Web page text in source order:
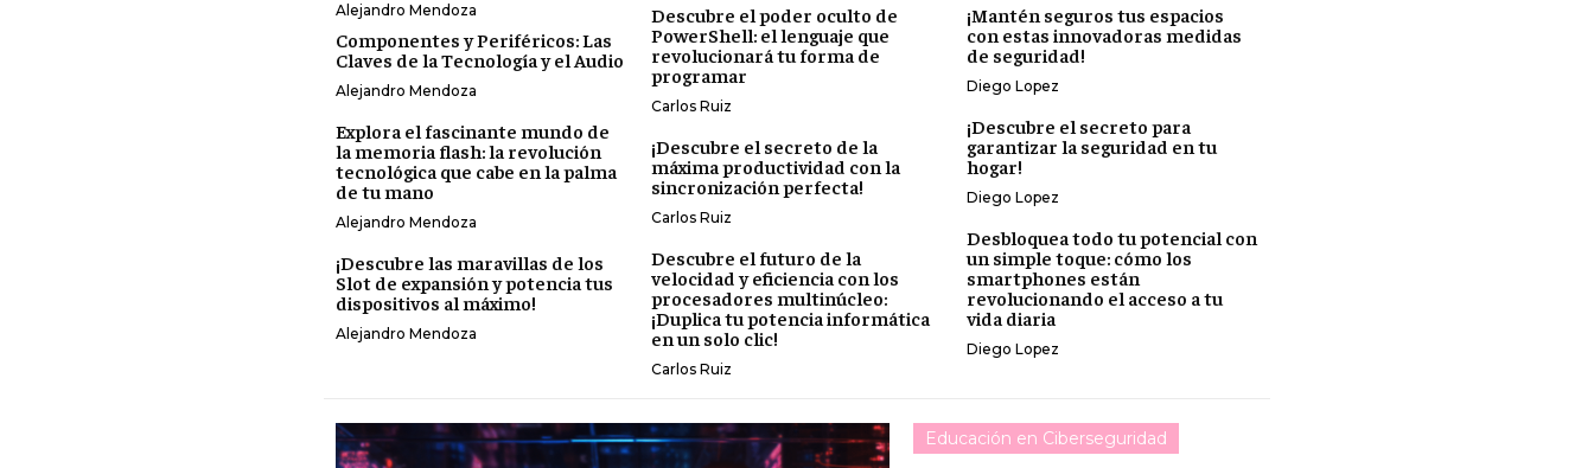
Alejandro Mendoza
Componentes y Periféricos: Las
Claves de la Tecnología y el Audio
Alejandro Mendoza
Explora el fascinante mundo de
la memoria flash: la revolución
tecnológica que cabe en la palma
de tu mano
Alejandro Mendoza
¡Descubre las maravillas de los
Slot de expansión y potencia tus
dispositivos al máximo!
Alejandro Mendoza
Descubre el poder oculto de
PowerShell: el lenguaje que
revolucionará tu forma de
programar
Carlos Ruiz
¡Descubre el secreto de la
máxima productividad con la
sincronización perfecta!
Carlos Ruiz
Descubre el futuro de la
velocidad y eficiencia con los
procesadores multinúcleo:
¡Duplica tu potencia informática
en un solo clic!
Carlos Ruiz
¡Mantén seguros tus espacios
con estas innovadoras medidas
de seguridad!
Diego Lopez
¡Descubre el secreto para
garantizar la seguridad en tu
hogar!
Diego Lopez
Desbloquea todo tu potencial con
un simple toque: cómo los
smartphones están
revolucionando el acceso a tu
vida diaria
Diego Lopez
Educación en Ciberseguridad